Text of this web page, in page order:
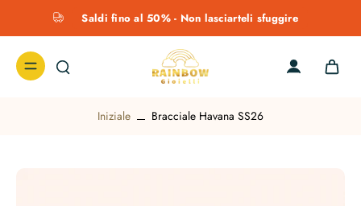
Saldi fino al 50% - Non lasciarteli sfuggire
Iniziale Bracciale Havana SS26